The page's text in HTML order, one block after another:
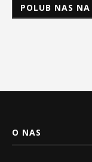
POLUB NAS NA
O NAS